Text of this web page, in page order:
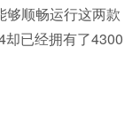
够顺畅运行这两款
已经拥有了4300